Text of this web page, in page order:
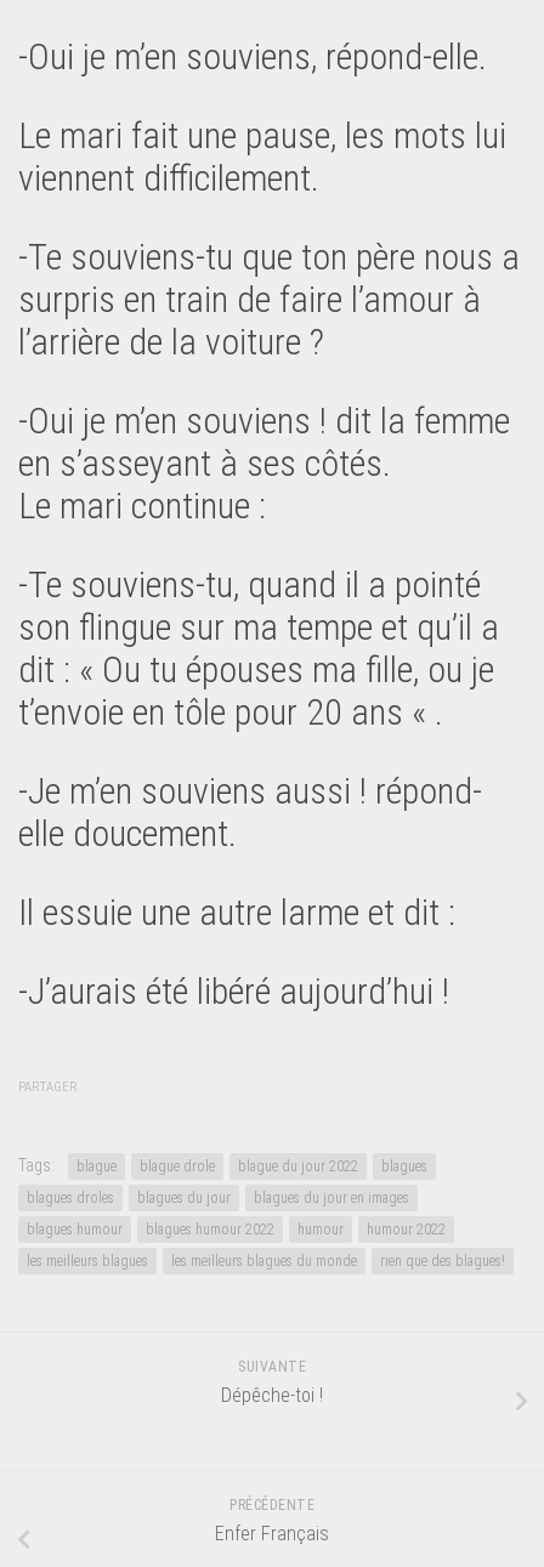
-Oui je m’en souviens, répond-elle.
Le mari fait une pause, les mots lui
viennent difficilement.
-Te souviens-tu que ton père nous a
surpris en train de faire l’amour à
l’arrière de la voiture ?
-Oui je m’en souviens ! dit la femme
en s’asseyant à ses côtés.
Le mari continue :
-Te souviens-tu, quand il a pointé
son flingue sur ma tempe et qu’il a
dit : « Ou tu épouses ma fille, ou je
t’envoie en tôle pour 20 ans « .
-Je m’en souviens aussi ! répond-
elle doucement.
Il essuie une autre larme et dit :
-J’aurais été libéré aujourd’hui !
PARTAGER
Tags: blague blague drole blague du jour 2022
blagues
blagues droles
blagues du jour
blagues du jour en images
blagues humour
blagues humour 2022 humour
humour 2022
les meilleurs blagues
les meilleurs blagues du monde rien que des blagues!
SUIVANTE
Dépêche-toi !
PRÉCÉDENTE
Enfer Français